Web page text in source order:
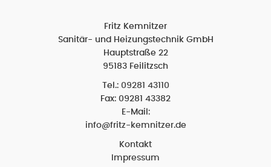
Fritz Kemnitzer
Sanitär- und Heizungstechnik GmbH
Hauptstraße 22
95183 Feilitzsch
Tel.: 09281 43110
Fax: 09281 43382
E-Mail:
info@fritz-kemnitzer.de
Kontakt
Impressum